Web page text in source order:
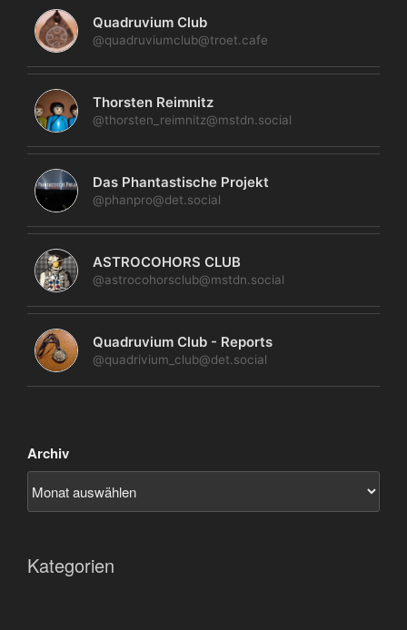
Quadruvium Club
@quadruviumclub@troet.cafe
Thorsten Reimnitz
@thorsten_reimnitz@mstdn.social
Das Phantastische Projekt
@phanpro@det.social
ASTROCOHORS CLUB
@astrocohorsclub@mstdn.social
Quadruvium Club - Reports
@quadrivium_club@det.social
Archiv
Kategorien